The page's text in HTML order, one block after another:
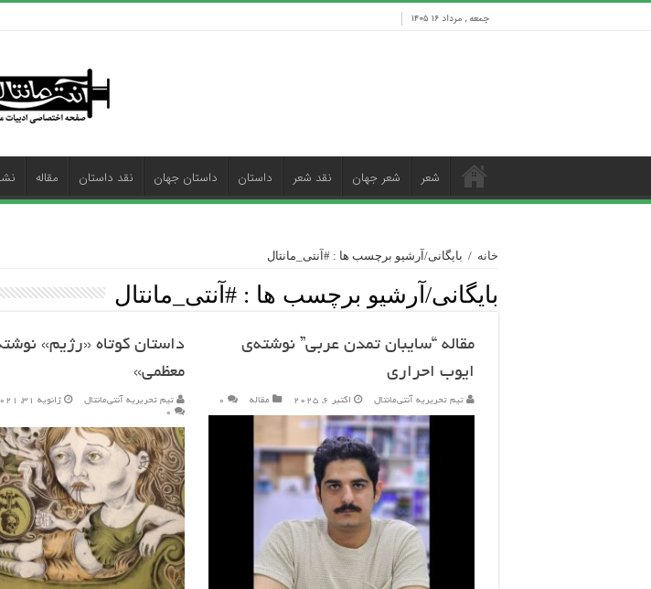
جمعه , مرداد ۱۶ ۱۴۰۵
شعر شعر جهان نقد شعر داستان داستان جهان نقد داستان مقاله
خانه / بایگانی/آرشیو برچسب ها : #آنتی_مانتال
بایگانی/آرشیو برچسب ها : #آنتی_مانتال
مقاله “سایبان تمدن عربی” نوشته‌ی
ایوب احراری
تیم تحریریه آنتی‌مانتال اکتبر 6, 2025 مقاله ۰
داستان کوتاه «رژیم»
معظمی»
تیم تحریریه آنتی‌مانتال ژانویه 31, 2021
۰